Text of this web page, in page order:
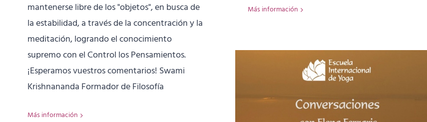
mantenerse libre de los "objetos", en busca de
la estabilidad, a través de la concentración y la
meditación, logrando el conocimiento
supremo con el Control los Pensamientos.
¡Esperamos vuestros comentarios! Swami
Krishnananda Formador de Filosofía
Más información
Más información